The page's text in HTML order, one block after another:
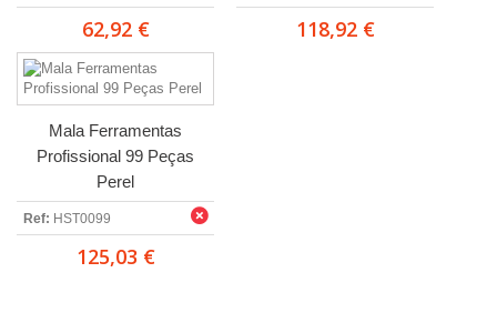
62,92 € 118,92 €
Mala Ferramentas
Profissional 99 Peças
Perel
Ref: HST0099
125,03 €